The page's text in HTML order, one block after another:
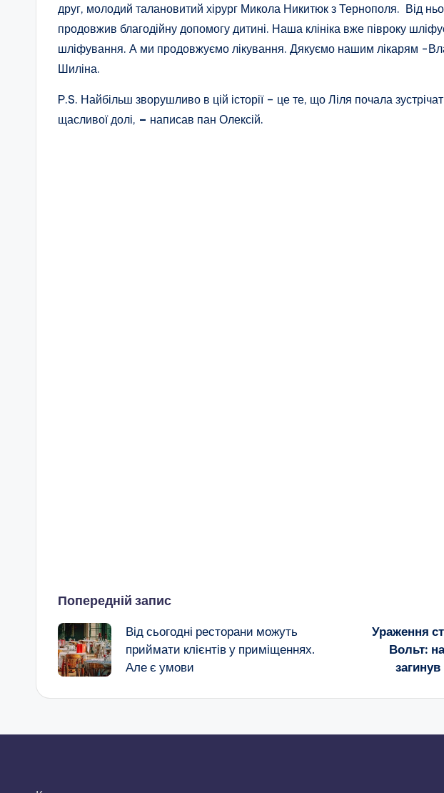
друг, молодий талановитий хірург Микола Никитюк з Тернополя. Від
продовжив благодійну допомогу дитині. Наша клініка вже півроку
шліфування. А ми продовжуємо лікування. Дякуємо нашим лікарям -
Шиліна.
P.S. Найбільш зворушливо в цій історії – це те, що Ліля почала
щасливої долі, – написав пан Олексій.
Навігація
по
запису
Попередній запис
Від сьогодні ресторани можуть
приймати клієнтів у приміщеннях.
Але є умови
Ураження
Вольт: